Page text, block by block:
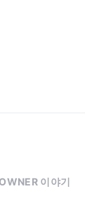
이야기